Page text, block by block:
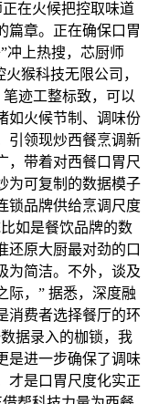
在火候把控取味道
篇章。正在确保口胃
冲上热搜，芯厨师
猴科技无限公司，
迹工整标致，可以
如火候节制、调味份
引领现炒西餐烹调新
，带着对西餐口胃尺
为可复制的数据模子
锁品牌供给烹调尺度
如是餐饮品牌的数
还原大厨最对劲的口
为简洁。不外，谈及
际，” 据悉，深度融
消费者选择餐厅的环
据录入的枷锁，我
是进一步确保了调味
才是口胃尺度化实正